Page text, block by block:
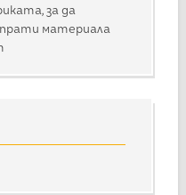
за да
материала